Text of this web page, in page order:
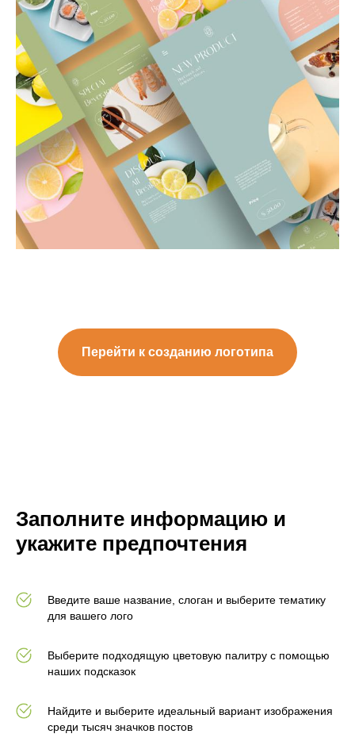
Перейти к созданию логотипа
Заполните информацию и
укажите предпочтения
Введите ваше название, слоган и выберите тематику
для вашего лого
Выберите подходящую цветовую палитру с помощью
наших подсказок
Найдите и выберите идеальный вариант изображения
среди тысяч значков постов